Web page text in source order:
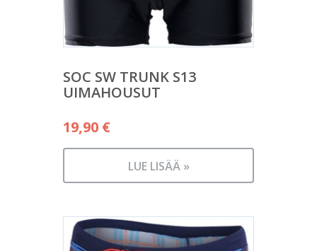
SOC SW TRUNK S13
UIMAHOUSUT
19,90 €
LUE LISÄÄ »